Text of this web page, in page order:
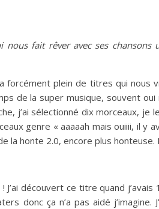
nous fait rêver avec ses chansons
forcément plein de titres qui nous
de la super musique, souvent
j’ai sélectionné dix morceaux, je
genre « aaaaah mais ouiiii, il y
la honte 2.0, encore plus honteuse.
découvert ce titre quand
donc ça n’a pas aidé j’imagine.